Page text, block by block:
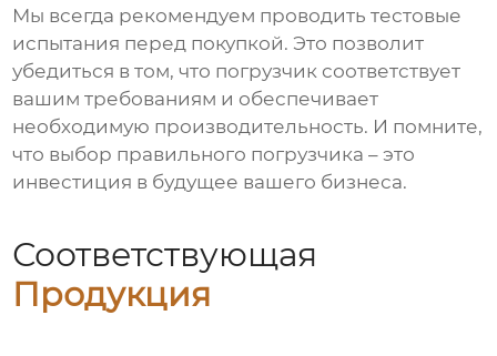
Мы всегда рекомендуем проводить тестовые
испытания перед покупкой. Это позволит
убедиться в том, что погрузчик соответствует
вашим требованиям и обеспечивает
необходимую производительность. И помните,
что выбор правильного погрузчика – это
инвестиция в будущее вашего бизнеса.
Соответствующая
Продукция